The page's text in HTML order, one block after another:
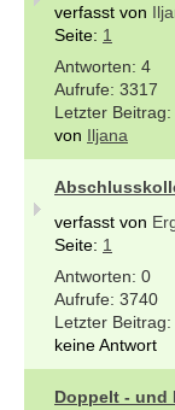
verfasst von
Seite: 1
4
3317
von Iljana
verfasst von
Seite: 1
0
3740
keine Antwort
Doppelt - und